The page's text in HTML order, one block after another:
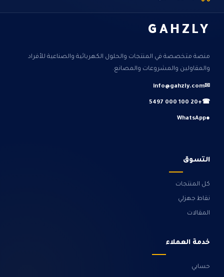
GAHZLY
منصة متخصصة في المنتجات والحلول الكهربائية والصناعية للأفراد
والمقاولين والمشروعات والمصانع.
✉
info@gahzly.com
☎
+20 100 000 5497
●
WhatsApp
التسوق
كل المنتجات
نقاط جهزلي
المقالات
خدمة العملاء
حسابي